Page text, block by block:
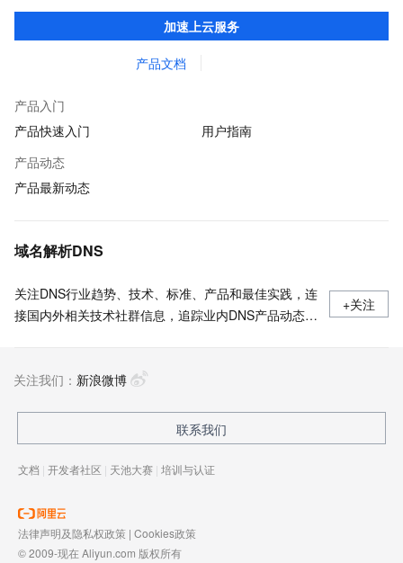
传输，解决客户不同站点的连接、组网、数据安全传输、业务质量
加速上云服务
产品文档
产品入门
产品快速入门
用户指南
产品动态
产品最新动态
域名解析DNS
关注DNS行业趋势、技术、标准、产品和最佳实践，连
接国内外相关技术社群信息，追踪业内DNS产品动态，
+关注
关注我们： 新浪微博
联系我们
文档 | 开发者社区 | 天池大赛 | 培训与认证
法律声明及隐私权政策 | Cookies政策
© 2009-现在 Aliyun.com 版权所有